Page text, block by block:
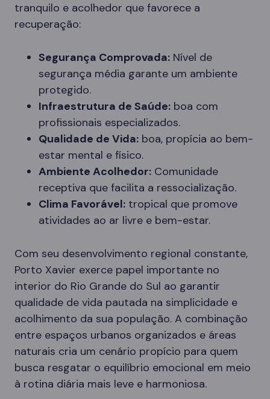
tranquilo e acolhedor que favorece a
recuperação:
Segurança Comprovada: Nível de
segurança média garante um ambiente
protegido.
Infraestrutura de Saúde: boa com
profissionais especializados.
Qualidade de Vida: boa, propícia ao bem-
estar mental e físico.
Ambiente Acolhedor: Comunidade
receptiva que facilita a ressocialização.
Clima Favorável: tropical que promove
atividades ao ar livre e bem-estar.
Com seu desenvolvimento regional constante,
Porto Xavier exerce papel importante no
interior do Rio Grande do Sul ao garantir
qualidade de vida pautada na simplicidade e
acolhimento da sua população. A combinação
entre espaços urbanos organizados e áreas
naturais cria um cenário propício para quem
busca resgatar o equilíbrio emocional em meio
à rotina diária mais leve e harmoniosa.